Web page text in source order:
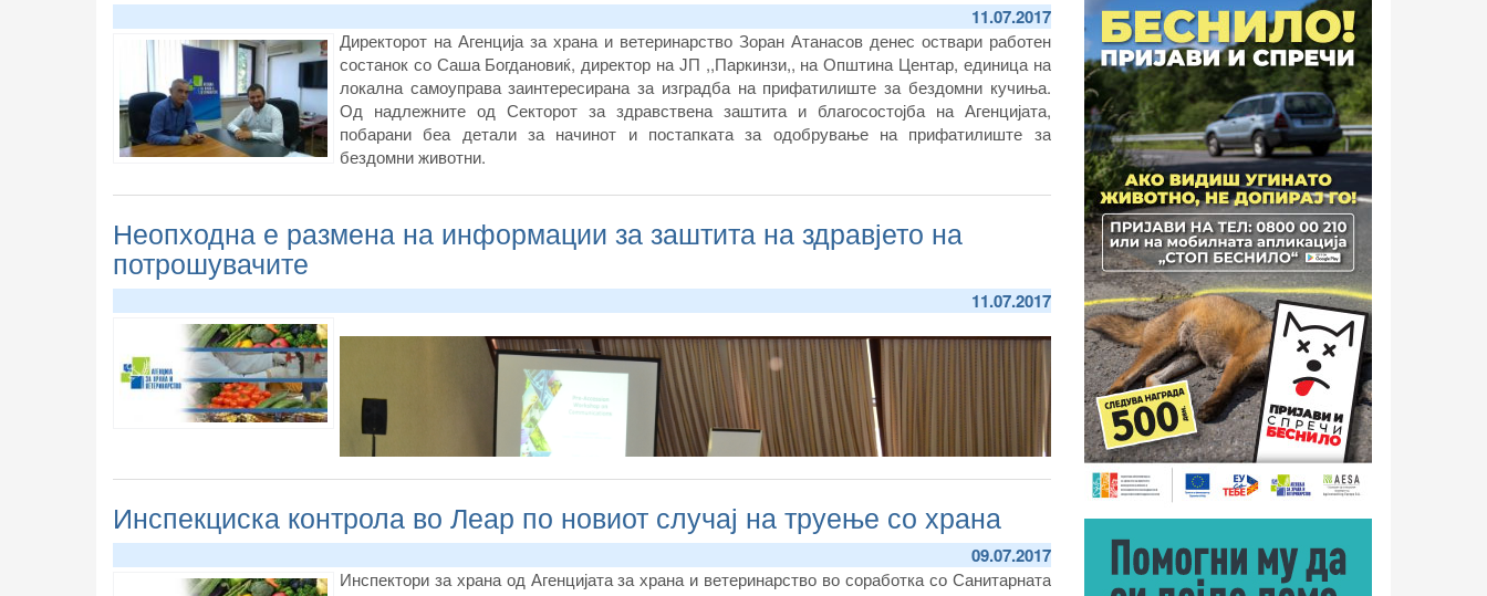
11.07.2017
Директорот на Агенција за храна и ветеринарство Зоран Атанасов денес оствари работен
состанок со Саша Богдановиќ, директор на ЈП ,,Паркинзи,, на Општина Центар, единица на
локална самоуправа заинтересирана за изградба на прифатилиште за бездомни кучиња.
Од надлежните од Секторот за здравствена заштита и благосостојба на Агенцијата,
побарани беа детали за начинот и постапката за одобрување на прифатилиште за
бездомни животни.
Неопходна е размена на информации за заштита на здравјето на
потрошувачите
11.07.2017
Инспекциска контрола во Леар по новиот случај на труење со храна
09.07.2017
Инспектори за храна од Агенцијата за храна и ветеринарство во соработка со Санитарната